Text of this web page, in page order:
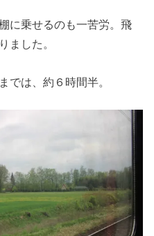
に乗せるのも一苦労。飛
ました。
では、約６時間半。